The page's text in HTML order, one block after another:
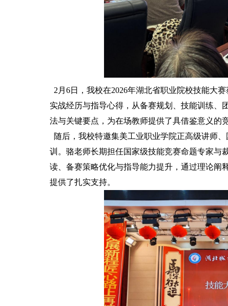
2月6日，我校在2026年湖北省职业院校技能大
实战经历与指导心得，从备赛规划、技能训练、
法与关键要点，为在场教师提供了具借鉴意义的
随后，我校特邀集美工业职业学院正高级讲师
训。骆老师长期担任国家级技能竞赛命题专家与
读、备赛策略优化与指导能力提升，通过理论阐
提供了扎实支持。